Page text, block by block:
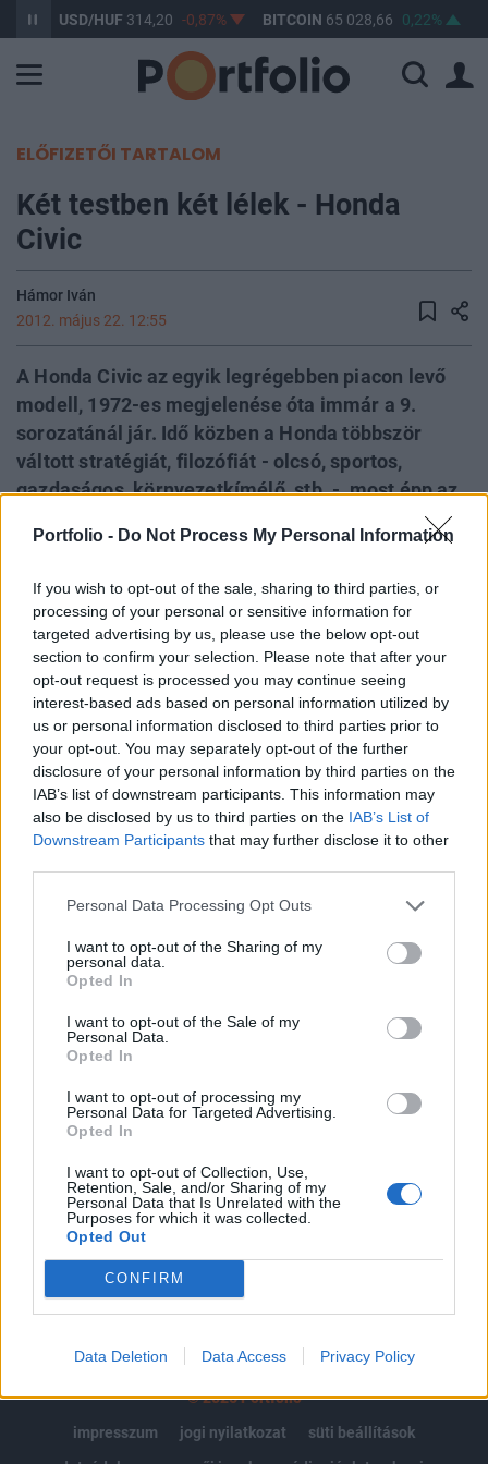
Portfolio - Do Not Process My Personal Information
If you wish to opt-out of the sale, sharing to third parties, or
processing of your personal or sensitive information for
targeted advertising by us, please use the below opt-out
section to confirm your selection. Please note that after your
opt-out request is processed you may continue seeing
interest-based ads based on personal information utilized by
us or personal information disclosed to third parties prior to
your opt-out. You may separately opt-out of the further
disclosure of your personal information by third parties on the
IAB’s list of downstream participants. This information may
also be disclosed by us to third parties on the IAB’s List of
Downstream Participants that may further disclose it to other
Personal Data Processing Opt Outs
I want to opt-out of the Sharing of my
personal data.
Opted In
I want to opt-out of the Sale of my
Personal Data.
Opted In
I want to opt-out of processing my
Personal Data for Targeted Advertising.
Opted In
I want to opt-out of Collection, Use,
Retention, Sale, and/or Sharing of my
Personal Data that Is Unrelated with the
Purposes for which it was collected.
Opted Out
CONFIRM
Data Deletion Data Access Privacy Policy
USD/HUF 314,20 -0,87% BITCOIN 65 028,66 0,22%
ELŐFIZETŐI TARTALOM
Két testben két lélek - Honda
Civic
Hámor Iván
2012. május 22. 12:55
A Honda Civic az egyik legrégebben piacon levő
modell, 1972-es megjelenése óta immár a 9.
sorozatánál jár. Idő közben a Honda többször
váltott stratégiát, filozófiát - olcsó, sportos,
gazdaságos, környezetkímélő, stb. -, most épp az
fokozásával. A legújabb Civic - közvetlen
megfelelni az elvárásoknak.
Azonos modellnéven, de egymástól műszakilag is
elkülönülő autóval célozza a tengeren túli és európai
piacokat a Honda. Az öreg kontinensre jut az újvilág
számára fejlesztett négyajtósból is, de kétségtelen, hogy
ide az ötajtós, ferdehátú kivitelt szánják. A két változatot
tehát nem csak vizuálisan, hanem technikailag is meg kell
különböztetni. Felhasználói oldalról...
KEDVES OLVASÓNK!
A keresett cikk a portfolio.hu hírarchívumához
tartozik, melynek olvasása előfizetéses
regisztrációhoz kötött.
Az előfizetés a következőket tartalmazza:
Portfolio.hu teljes cikkarchívum
Kötéslisták: BÉT elmúlt 2 év napon belüli
kötéslistái
MÁR ELŐFIZETŐNK VAGY?BEJELENTKEZÉS
© 2026 Portfolio
impresszum
jogi nyilatkozat
süti beállítások